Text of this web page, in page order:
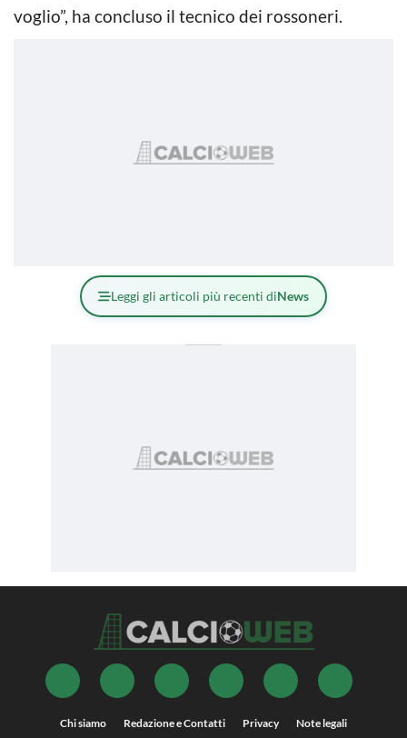
voglio”, ha concluso il tecnico dei rossoneri.
Leggi gli articoli più recenti diNews
Chi siamo Redazione e Contatti Privacy Note legali